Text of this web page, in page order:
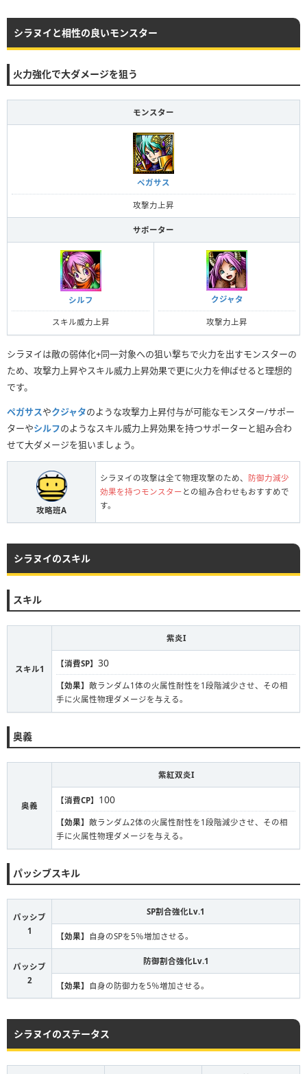
シラヌイと相性の良いモンスター
火力強化で大ダメージを狙う
モンスター
ペガサス
攻撃力上昇
サポーター
シルフ
スキル威力上昇
クジャタ
攻撃力上昇
シラヌイは敵の弱体化+同一対象への狙い撃ちで火力を出すモンスターの
ため、攻撃力上昇やスキル威力上昇効果で更に火力を伸ばせると理想的
です。
ペガサスやクジャタのような攻撃力上昇付与が可能なモンスター/サポー
ターやシルフのようなスキル威力上昇効果を持つサポーターと組み合わ
せて大ダメージを狙いましょう。
攻略班A
シラヌイの攻撃は全て物理攻撃のため、 防御力減少
効果を持つモンスター との組み合わせもおすすめで
す。
シラヌイのスキル
スキル
スキル1
紫炎I
【消費SP】 30
【効果】 敵ランダム1体の火属性耐性を1段階減少させ、その相
手に火属性物理ダメージを与える。
奥義
奥義
紫紅双炎I
【消費CP】 100
【効果】 敵ランダム2体の火属性耐性を1段階減少させ、その相
手に火属性物理ダメージを与える。
パッシブスキル
パッシブ
1
SP割合強化Lv.1
【効果】 自身のSPを5％増加させる。
パッシブ
2
防御割合強化Lv.1
【効果】 自身の防御力を5％増加させる。
シラヌイのステータス